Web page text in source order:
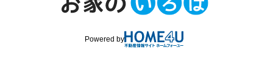
Powered by